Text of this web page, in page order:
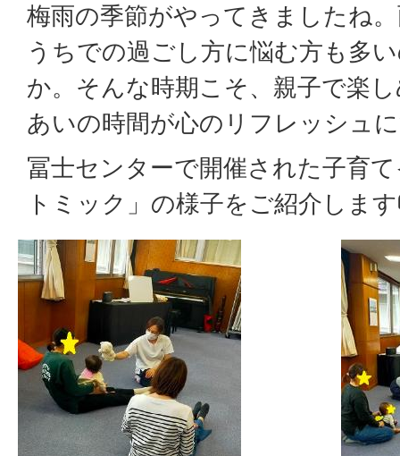
梅雨の季節がやってきましたね
うちでの過ごし方に悩む方も多
か。そんな時期こそ、親子で楽
あいの時間が心のリフレッシュに
冨士センターで開催された子育
トミック」の様子をご紹介しま